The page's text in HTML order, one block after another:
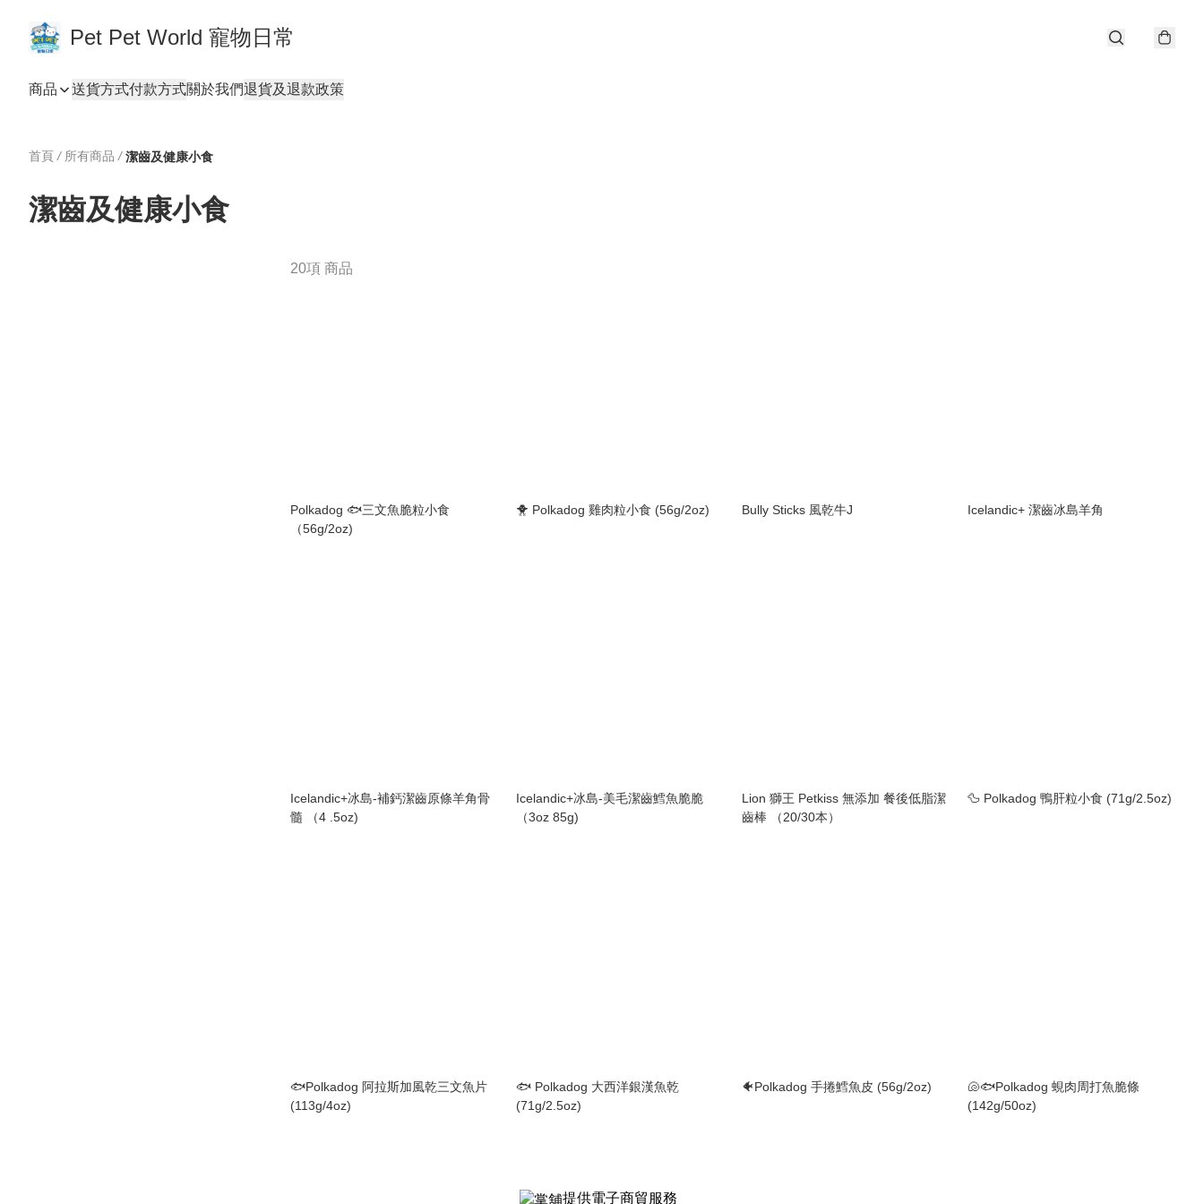
Pet Pet World 寵物日常
商品 送貨方式付款方式關於我們退貨及退款政策
首頁 / 所有商品 / 潔齒及健康小食
潔齒及健康小食
20項 商品
Polkadog 🐟三文魚脆粒小食
（56g/2oz)
🐥 Polkadog 雞肉粒小食 (56g/2oz) Bully Sticks 風乾牛J Icelandic+ 潔齒冰島羊角
Icelandic+冰島-補鈣潔齒原條羊角骨
髓 （4 .5oz)
Icelandic+冰島-美毛潔齒鱈魚脆脆
（3oz 85g)
Lion 獅王 Petkiss 無添加 餐後低脂潔
齒棒 （20/30本）
🦆 Polkadog 鴨肝粒小食 (71g/2.5oz)
🐟Polkadog 阿拉斯加風乾三文魚片
(113g/4oz)
🐟 Polkadog 大西洋銀漢魚乾
(71g/2.5oz)
🐠Polkadog 手捲鱈魚皮 (56g/2oz)
🐚🐟Polkadog 蜆肉周打魚脆條
(142g/50oz)
提供電子商貿服務